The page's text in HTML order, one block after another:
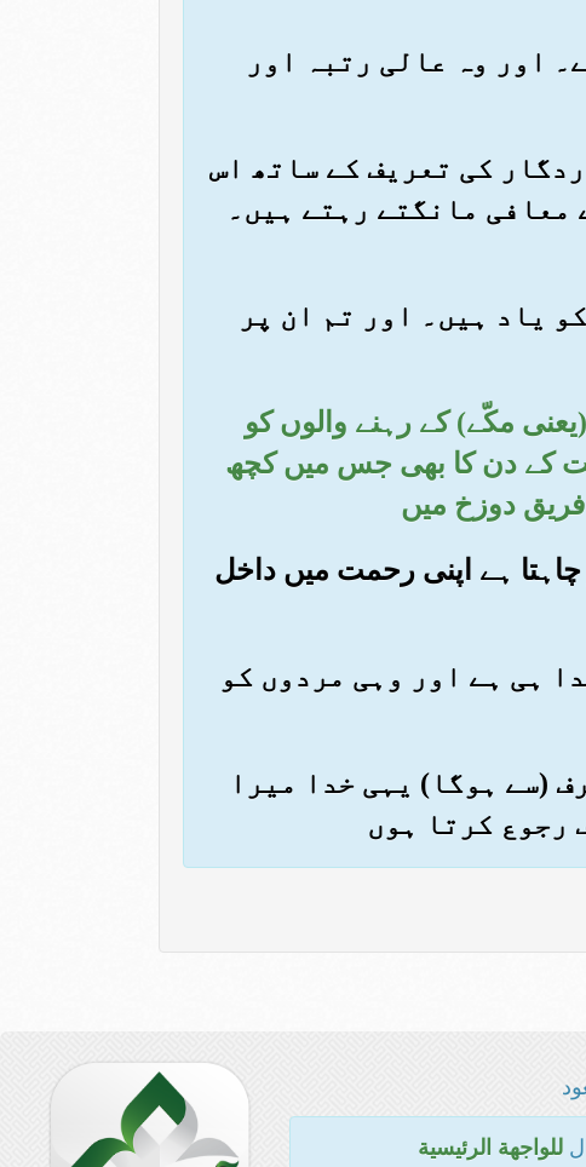
اور وہ عالی رتبہ اور
کی تعریف کے ساتھ اس
مانگتے رہتے ہیں۔
یاد ہیں۔ اور تم ان پر
مکّے) کے رہنے والوں کو
کے دن کا بھی جس میں کچھ
دوزخ میں
چاہتا ہے اپنی رحمت میں داخل
ہی ہے اور وہی مردوں کو
(سے ہوگا) یہی خدا میرا
رجوع کرتا ہوں
للواجهة الرئيسية